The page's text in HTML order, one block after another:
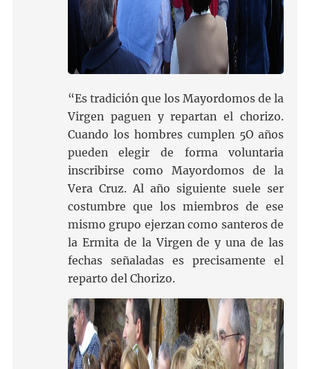
“Es tradición que los Mayordomos de la
Virgen paguen y repartan el chorizo.
Cuando los hombres cumplen 5O años
pueden elegir de forma voluntaria
inscribirse como Mayordomos de la
Vera Cruz. Al año siguiente suele ser
costumbre que los miembros de ese
mismo grupo ejerzan como santeros de
la Ermita de la Virgen de y una de las
fechas señaladas es precisamente el
reparto del Chorizo.